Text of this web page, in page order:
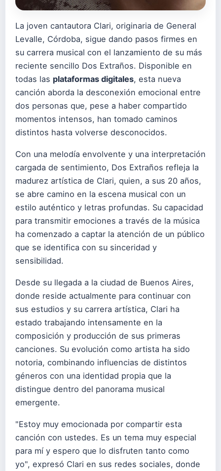
La joven cantautora Clari, originaria de General
Levalle, Córdoba, sigue dando pasos firmes en
su carrera musical con el lanzamiento de su más
reciente sencillo Dos Extraños. Disponible en
todas las plataformas digitales, esta nueva
canción aborda la desconexión emocional entre
dos personas que, pese a haber compartido
momentos intensos, han tomado caminos
distintos hasta volverse desconocidos.
Con una melodía envolvente y una interpretación
cargada de sentimiento, Dos Extraños refleja la
madurez artística de Clari, quien, a sus 20 años,
se abre camino en la escena musical con un
estilo auténtico y letras profundas. Su capacidad
para transmitir emociones a través de la música
ha comenzado a captar la atención de un público
que se identifica con su sinceridad y
sensibilidad.
Desde su llegada a la ciudad de Buenos Aires,
donde reside actualmente para continuar con
sus estudios y su carrera artística, Clari ha
estado trabajando intensamente en la
composición y producción de sus primeras
canciones. Su evolución como artista ha sido
notoria, combinando influencias de distintos
géneros con una identidad propia que la
distingue dentro del panorama musical
emergente.
"Estoy muy emocionada por compartir esta
canción con ustedes. Es un tema muy especial
para mí y espero que lo disfruten tanto como
yo", expresó Clari en sus redes sociales, donde